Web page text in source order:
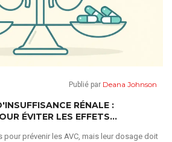
Publié par Deana Johnson
RÉNALE :
ÉVITER LES EFFETS
pour prévenir les AVC, mais leur dosage doit